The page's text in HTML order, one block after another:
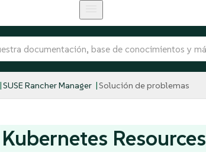
SUSE Rancher Manager Solución de problemas
Kubernetes Resources